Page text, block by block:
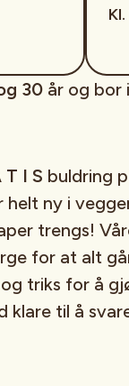
30 år og bor
T I S buldring
helt ny i
trengs!
for at alt
triks for å
klare til å